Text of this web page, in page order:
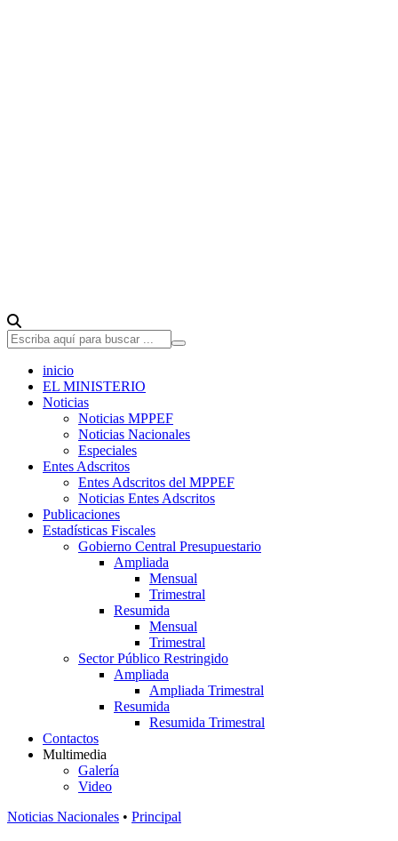
inicio
EL MINISTERIO
Noticias
Noticias MPPEF
Noticias Nacionales
Especiales
Entes Adscritos
Entes Adscritos del MPPEF
Noticias Entes Adscritos
Publicaciones
Estadísticas Fiscales
Gobierno Central Presupuestario
Ampliada
Mensual
Trimestral
Resumida
Mensual
Trimestral
Sector Público Restringido
Ampliada
Ampliada Trimestral
Resumida
Resumida Trimestral
Contactos
Multimedia
Galería
Video
Noticias Nacionales • Principal